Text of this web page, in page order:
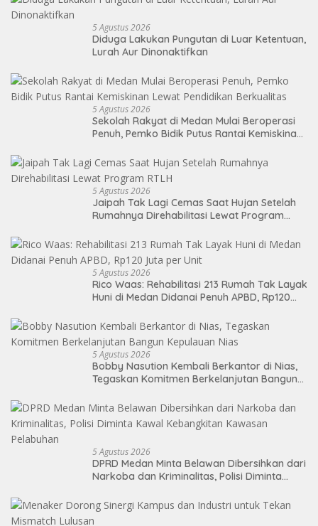
5 Agustus 2026
Diduga Lakukan Pungutan di Luar Ketentuan,
Lurah Aur Dinonaktifkan
5 Agustus 2026
Sekolah Rakyat di Medan Mulai Beroperasi
Penuh, Pemko Bidik Putus Rantai Kemiskinan
5 Agustus 2026
Jaipah Tak Lagi Cemas Saat Hujan Setelah
Rumahnya Direhabilitasi Lewat Program
5 Agustus 2026
Rico Waas: Rehabilitasi 213 Rumah Tak Layak
Huni di Medan Didanai Penuh APBD, Rp120
5 Agustus 2026
Bobby Nasution Kembali Berkantor di Nias,
Tegaskan Komitmen Berkelanjutan Bangun
5 Agustus 2026
DPRD Medan Minta Belawan Dibersihkan dari
Narkoba dan Kriminalitas, Polisi Diminta